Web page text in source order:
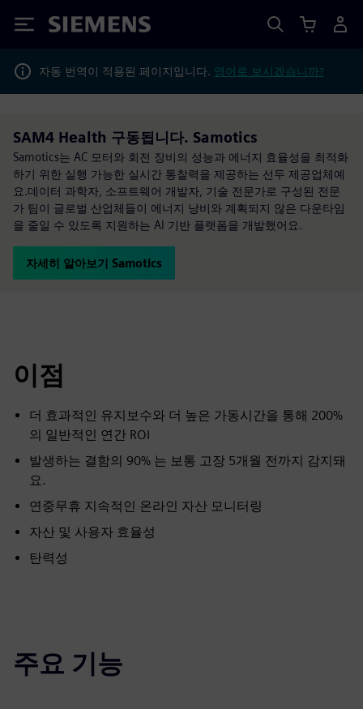
Siemens
자동 번역이 적용된 페이지입니다. 영어로 보시겠습니까?
SAM4 Health 구동됩니다. Samotics
Samotics는 AC 모터와 회전 장비의 성능과 에너지 효율성을 최적화
하기 위한 실행 가능한 실시간 통찰력을 제공하는 선두 제공업체예
요.데이터 과학자, 소프트웨어 개발자, 기술 전문가로 구성된 전문
가 팀이 글로벌 산업체들이 에너지 낭비와 계획되지 않은 다운타임
을 줄일 수 있도록 지원하는 AI 기반 플랫폼을 개발했어요.
자세히 알아보기 Samotics
이점
더 효과적인 유지보수와 더 높은 가동시간을 통해 200%
의 일반적인 연간 ROI
발생하는 결함의 90% 는 보통 고장 5개월 전까지 감지돼
요.
연중무휴 지속적인 온라인 자산 모니터링
자산 및 사용자 효율성
탄력성
주요 기능